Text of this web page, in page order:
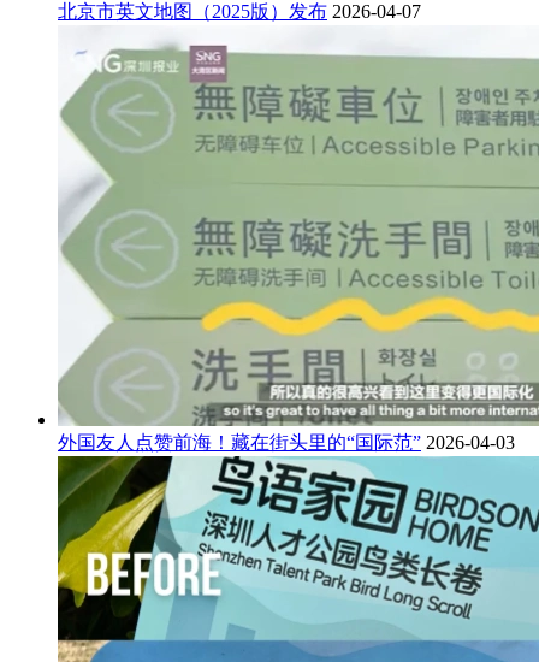
北京市英文地图（2025版）发布 2026-04-07
外国友人点赞前海！藏在街头里的“国际范” 2026-04-03